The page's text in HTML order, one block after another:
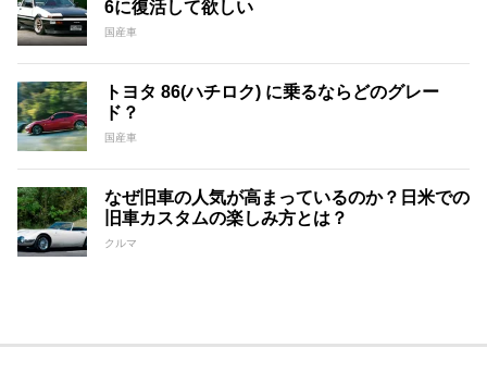
6に復活して欲しい
国産車
トヨタ 86(ハチロク) に乗るならどのグレー
ド？
国産車
なぜ旧車の人気が高まっているのか？日米での
旧車カスタムの楽しみ方とは？
クルマ